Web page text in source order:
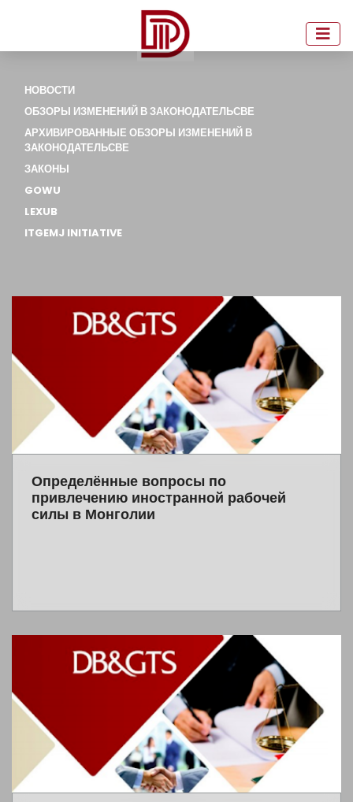
НОВОСТИ
ОБЗОРЫ ИЗМЕНЕНИЙ В ЗАКОНОДАТЕЛЬСВЕ
АРХИВИРОВАННЫЕ ОБЗОРЫ ИЗМЕНЕНИЙ В
ЗАКОНОДАТЕЛЬСВЕ
ЗАКОНЫ
GOWU
LEXUB
ITGEMJ INITIATIVE
Определённые вопросы по
привлечению иностранной рабочей
силы в Монголии